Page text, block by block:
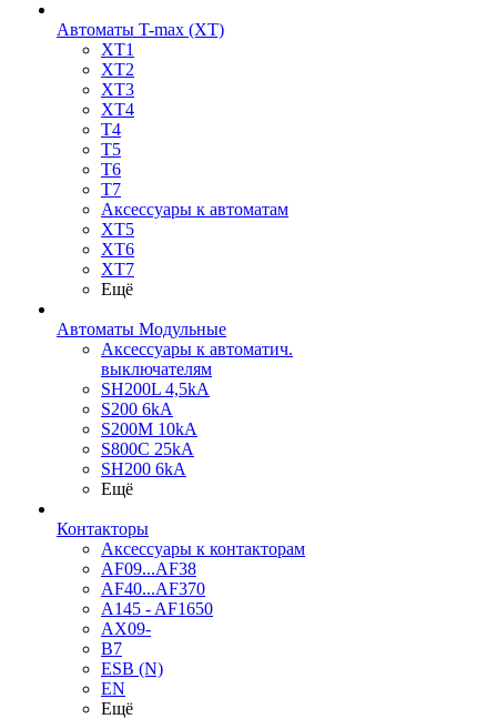
Автоматы T-max (XT)
XT1
XT2
XT3
XT4
T4
T5
T6
T7
Аксессуары к автоматам
XT5
XT6
XT7
Ещё
Автоматы Модульные
Аксессуары к автоматич.
выключателям
SH200L 4,5kA
S200 6kA
S200M 10kA
S800C 25kA
SH200 6kA
Ещё
Контакторы
Аксессуары к контакторам
AF09...AF38
AF40...AF370
A145 - AF1650
AX09-
B7
ESB (N)
EN
Ещё